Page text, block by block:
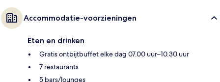
Accommodatie-voorzieningen
Eten en drinken
Gratis ontbijtbuffet elke dag 07.00 uur–10.30 uur
7 restaurants
5 bars/lounges